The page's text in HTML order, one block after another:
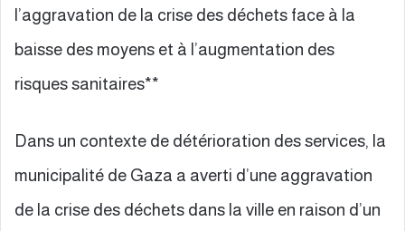
l’aggravation de la crise des déchets face à la
baisse des moyens et à l’augmentation des
risques sanitaires**
Dans un contexte de détérioration des services, la
municipalité de Gaza a averti d’une aggravation
de la crise des déchets dans la ville en raison d’un